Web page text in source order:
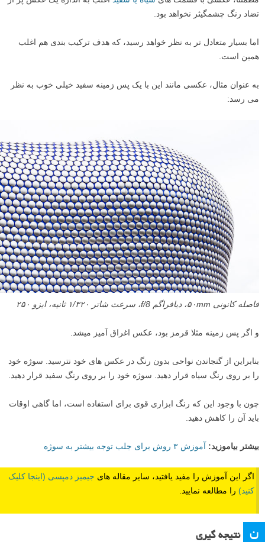
تضاد رنگ چشمگیثر نخواهد بود.
اما بسیار متعادل تر به نظر خواهد رسید، که هدف ترکیب بندی هم اغلب
همین است.
به عنوان مثال، عکسی مانند این با یک پس زمینه سفید خیلی خوب به نظر
می رسد:
فاصله کانونی ۵۰mm، دیافراگم f/8، سرعت شاتر ۱/۳۲۰ ثانیه، ایزو ۲۵۰
و اگر پس زمینه مثلا قرمز بود، عکس اغراق آمیز میشد.
بنابراین از گنجاندن نواحی بدون رنگ در عکس های خود نترسید. سوژه خود
را بر روی رنگ سیاه قرار دهید. سوژه خود را بر روی رنگ سفید قرار دهید.
چون با وجود این که رنگ ابزاری قوی برای استفاده است، اما گاهی اوقات
باید آن را کاهش دهید.
بیشتر بیاموزید: آموزش ۳ روش برای جلب توجه بیشتر به سوژه
اگر این آموزش را مفید یافتید، سایر مقاله های جیمیز دمپسی (اینجا کلیک
کنید) را مطالعه نمایید.
ن نتیجه گیری